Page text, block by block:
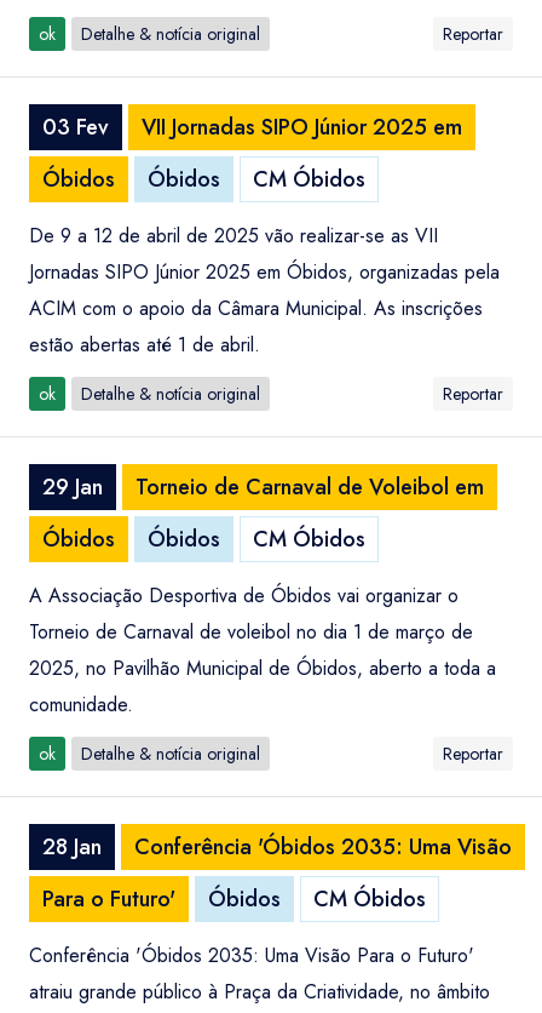
ok Detalhe & notícia original Reportar
03 Fev
VII Jornadas SIPO Júnior 2025 em
Óbidos
Óbidos CM Óbidos
De 9 a 12 de abril de 2025 vão realizar-se as VII
Jornadas SIPO Júnior 2025 em Óbidos, organizadas pela
ACIM com o apoio da Câmara Municipal. As inscrições
estão abertas até 1 de abril.
ok Detalhe & notícia original Reportar
29 Jan
Torneio de Carnaval de Voleibol em
Óbidos
Óbidos CM Óbidos
A Associação Desportiva de Óbidos vai organizar o
Torneio de Carnaval de voleibol no dia 1 de março de
2025, no Pavilhão Municipal de Óbidos, aberto a toda a
comunidade.
ok Detalhe & notícia original Reportar
28 Jan
Conferência 'Óbidos 2035: Uma Visão
Para o Futuro'
Óbidos CM Óbidos
Conferência 'Óbidos 2035: Uma Visão Para o Futuro'
atraiu grande público à Praça da Criatividade, no âmbito